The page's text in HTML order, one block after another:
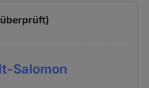
Salomon